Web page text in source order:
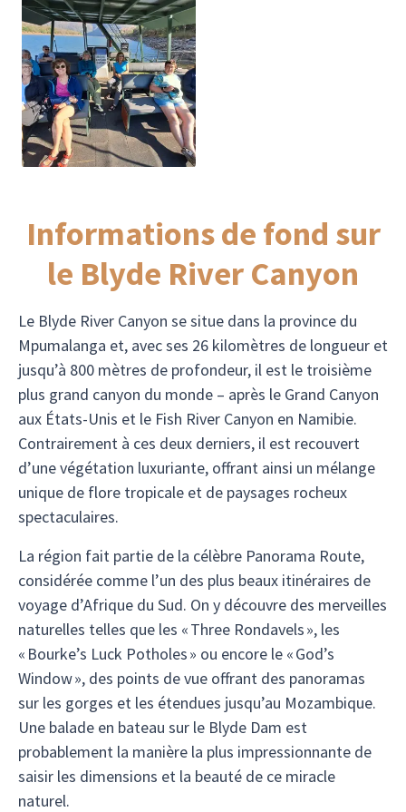
Informations de fond sur
le Blyde River Canyon
Le Blyde River Canyon se situe dans la province du
Mpumalanga et, avec ses 26 kilomètres de longueur et
jusqu’à 800 mètres de profondeur, il est le troisième
plus grand canyon du monde – après le Grand Canyon
aux États-Unis et le Fish River Canyon en Namibie.
Contrairement à ces deux derniers, il est recouvert
d’une végétation luxuriante, offrant ainsi un mélange
unique de flore tropicale et de paysages rocheux
spectaculaires.
La région fait partie de la célèbre Panorama Route,
considérée comme l’un des plus beaux itinéraires de
voyage d’Afrique du Sud. On y découvre des merveilles
naturelles telles que les « Three Rondavels », les
« Bourke’s Luck Potholes » ou encore le « God’s
Window », des points de vue offrant des panoramas
sur les gorges et les étendues jusqu’au Mozambique.
Une balade en bateau sur le Blyde Dam est
probablement la manière la plus impressionnante de
saisir les dimensions et la beauté de ce miracle
naturel.